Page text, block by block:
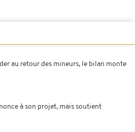
au retour des mineurs, le bilan monte
à son projet, mais soutient